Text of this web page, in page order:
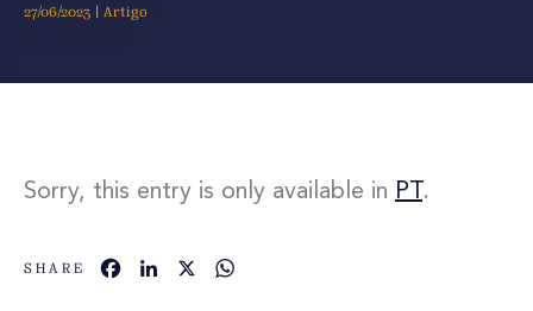
27/06/2023 | Artigo
Sorry, this entry is only available in PT .
SHARE FacebookLinkedIn